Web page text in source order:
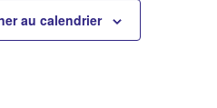
au calendrier